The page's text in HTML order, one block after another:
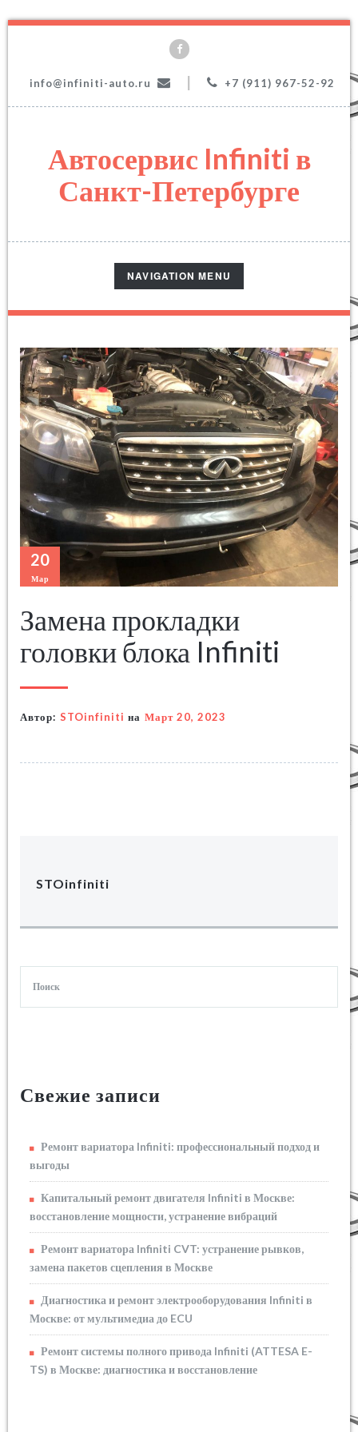
info@infiniti-auto.ru +7 (911) 967-52-92
Автосервис Infiniti в
Санкт-Петербурге
TOGGLE
NAVIGATION
NAVIGATION MENU
20
Мар
Замена прокладки
головки блока Infiniti
Автор: STOinfiniti на Март 20, 2023
STOinfiniti
Свежие записи
Ремонт вариатора Infiniti: профессиональный подход и
выгоды
Капитальный ремонт двигателя Infiniti в Москве:
восстановление мощности, устранение вибраций
Ремонт вариатора Infiniti CVT: устранение рывков,
замена пакетов сцепления в Москве
Диагностика и ремонт электрооборудования Infiniti в
Москве: от мультимедиа до ECU
Ремонт системы полного привода Infiniti (ATTESA E-
TS) в Москве: диагностика и восстановление